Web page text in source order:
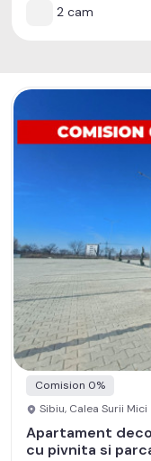
2 cam
Comision 0%
Sibiu, Calea Surii Mici
Apartament
cu pivnita si